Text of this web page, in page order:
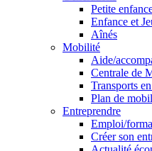
Petite
Enfance et
Aînés
Mobilité
Aide/
Centrale de
Transports
Plan de
Entreprendre
Emploi/
Créer son